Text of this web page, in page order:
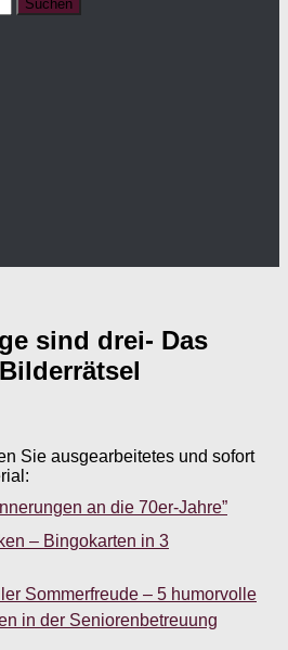
sind drei- Das
Sie ausgearbeitetes und sofort
an die 70er-Jahre”
– Bingokarten in 3
Sommerfreude – 5 humorvolle
in der Seniorenbetreuung